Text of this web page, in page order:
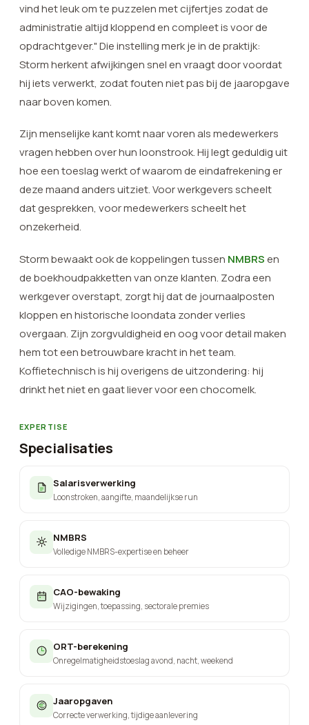
vind het leuk om te puzzelen met cijfertjes zodat de
administratie altijd kloppend en compleet is voor de
opdrachtgever." Die instelling merk je in de praktijk:
Storm herkent afwijkingen snel en vraagt door voordat
hij iets verwerkt, zodat fouten niet pas bij de jaaropgave
naar boven komen.
Zijn menselijke kant komt naar voren als medewerkers
vragen hebben over hun loonstrook. Hij legt geduldig uit
hoe een toeslag werkt of waarom de eindafrekening er
deze maand anders uitziet. Voor werkgevers scheelt
dat gesprekken, voor medewerkers scheelt het
onzekerheid.
Storm bewaakt ook de koppelingen tussen NMBRSen
de boekhoudpakketten van onze klanten. Zodra een
werkgever overstapt, zorgt hij dat de journaalposten
kloppen en historische loondata zonder verlies
overgaan. Zijn zorgvuldigheid en oog voor detail maken
hem tot een betrouwbare kracht in het team.
Koffietechnisch is hij overigens de uitzondering: hij
drinkt het niet en gaat liever voor een chocomelk.
EXPERTISE
Specialisaties
Salarisverwerking
Loonstroken, aangifte, maandelijkse run
NMBRS
Volledige NMBRS-expertise en beheer
CAO-bewaking
Wijzigingen, toepassing, sectorale premies
ORT-berekening
Onregelmatigheidstoeslag avond, nacht, weekend
Jaaropgaven
Correcte verwerking, tijdige aanlevering